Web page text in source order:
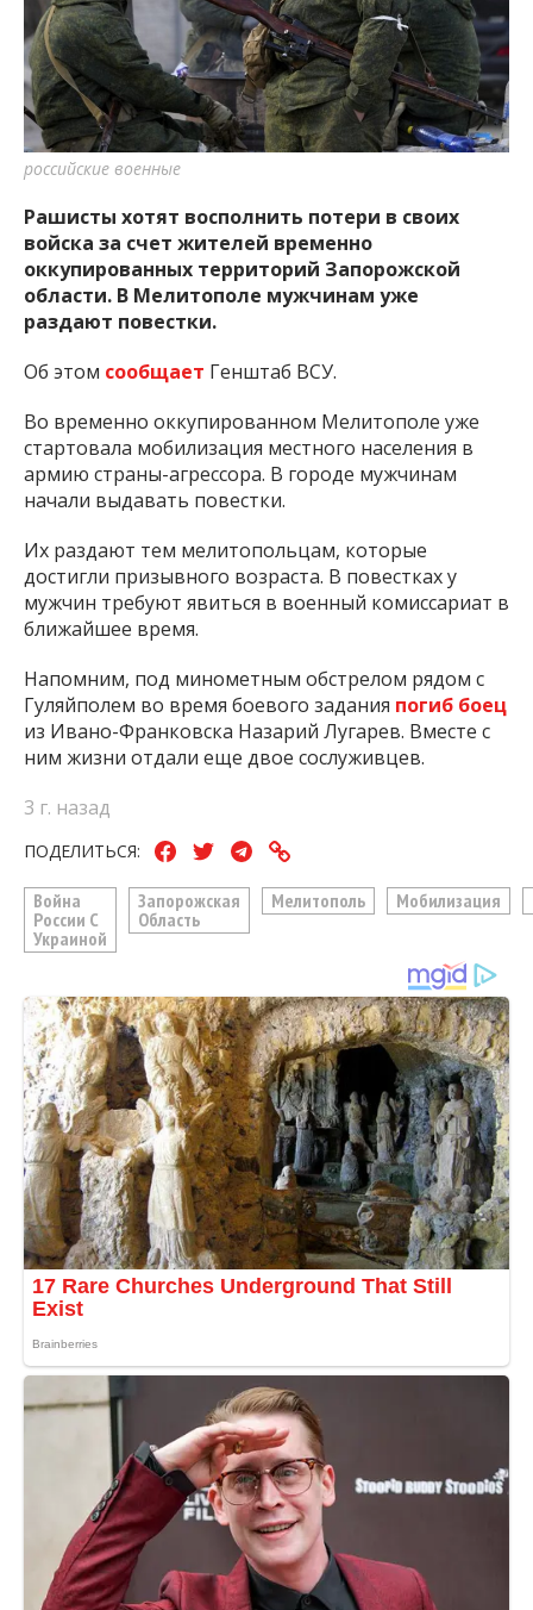
важную информацию о событиях
города Запорожья и области.
российские военные
Рашисты хотят восполнить потери в своих
войска за счет жителей временно
оккупированных территорий Запорожской
области. В Мелитополе мужчинам уже
раздают повестки.
Об этом сообщает Генштаб ВСУ.
Во временно оккупированном Мелитополе уже
стартовала мобилизация местного населения в
армию страны-агрессора. В городе мужчинам
начали выдавать повестки.
Их раздают тем мелитопольцам, которые
достигли призывного возраста. В повестках у
мужчин требуют явиться в военный комиссариат в
ближайшее время.
Напомним, под минометным обстрелом рядом с
Гуляйполем во время боевого задания погиб боец
из Ивано-Франковска Назарий Лугарев. Вместе с
ним жизни отдали еще двое сослуживцев.
3 г. назад
ПОДЕЛИТЬСЯ:
Война
России С
Украиной
Запорожская
Область
Мелитополь Мобилизация